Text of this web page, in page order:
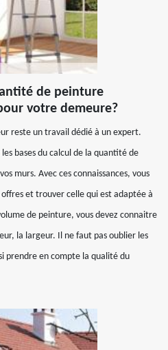
de peinture
votre demeure?
reste un travail dédié à un expert.
bases du calcul de la quantité de
murs. Avec ces connaissances, vous
et trouver celle qui est adaptée à
de peinture, vous devez connaitre
la largeur. Il ne faut pas oublier les
prendre en compte la qualité du